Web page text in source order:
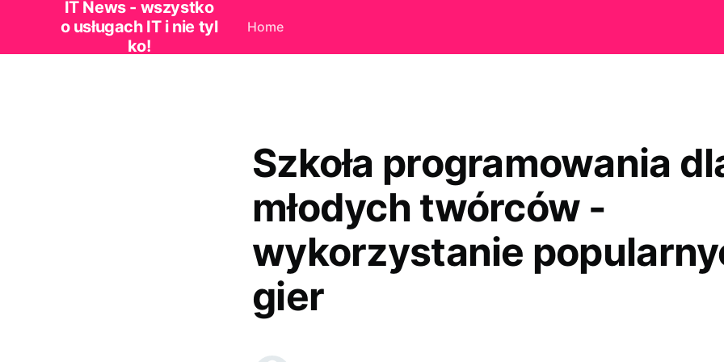
IT News - wszystko
o usługach IT i nie tyl
ko!
Home
Szkoła programowania
młodych twórców -
wykorzystanie
gier